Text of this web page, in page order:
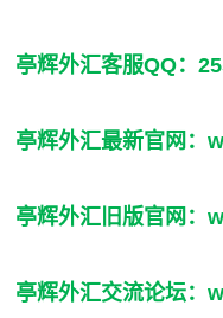
亭辉外汇客服QQ：
亭辉外汇最新官网：
亭辉外汇旧版官网：
亭辉外汇交流论坛：